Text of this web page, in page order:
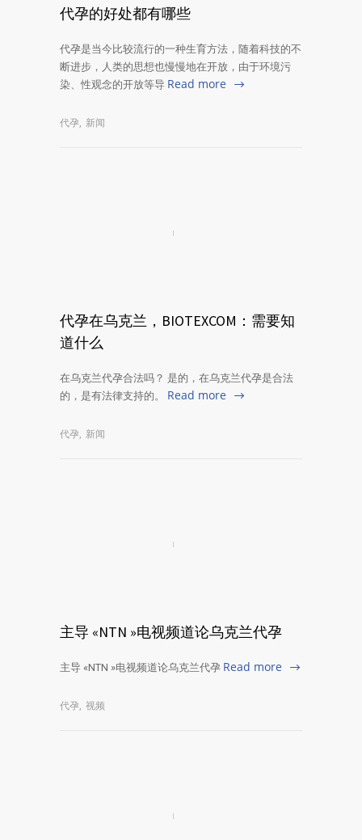
代孕的好处都有哪些
代孕是当今比较流行的一种生育方法，随着科技的不
断进步，人类的思想也慢慢地在开放，由于环境污
染、性观念的开放等导 Read more
代孕, 新闻
代孕在乌克兰，BIOTEXCOM：需要知
道什么
在乌克兰代孕合法吗？ 是的，在乌克兰代孕是合法
的，是有法律支持的。
Read more
代孕, 新闻
主导 «NTN »电视频道论乌克兰代孕
主导 «NTN »电视频道论乌克兰代孕 Read more
代孕, 视频